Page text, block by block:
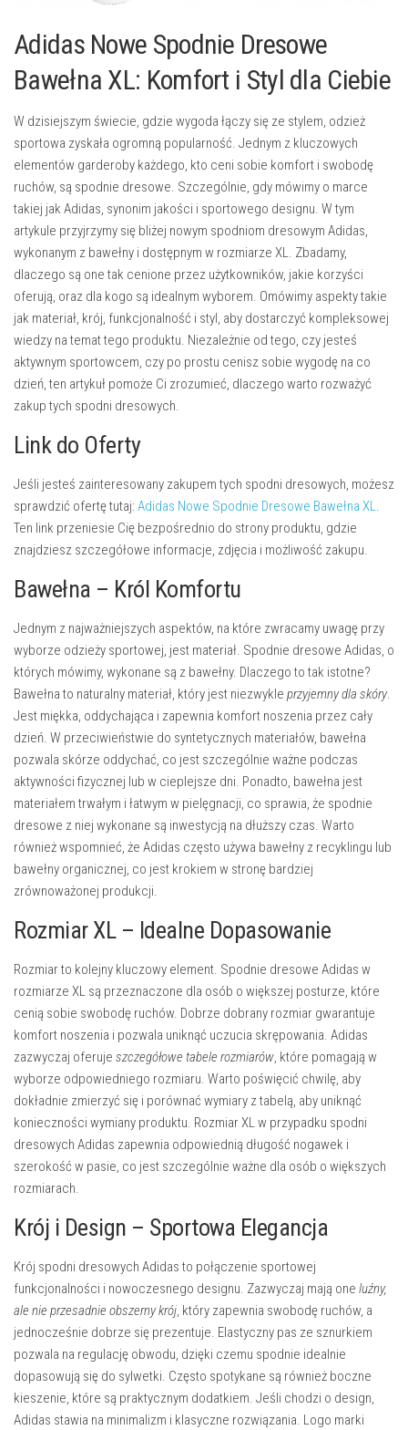
Adidas Nowe Spodnie Dresowe
Bawełna XL: Komfort i Styl dla Ciebie
W dzisiejszym świecie, gdzie wygoda łączy się ze stylem, odzież
sportowa zyskała ogromną popularność. Jednym z kluczowych
elementów garderoby każdego, kto ceni sobie komfort i swobodę
ruchów, są spodnie dresowe. Szczególnie, gdy mówimy o marce
takiej jak Adidas, synonim jakości i sportowego designu. W tym
artykule przyjrzymy się bliżej nowym spodniom dresowym Adidas,
wykonanym z bawełny i dostępnym w rozmiarze XL. Zbadamy,
dlaczego są one tak cenione przez użytkowników, jakie korzyści
oferują, oraz dla kogo są idealnym wyborem. Omówimy aspekty takie
jak materiał, krój, funkcjonalność i styl, aby dostarczyć kompleksowej
wiedzy na temat tego produktu. Niezależnie od tego, czy jesteś
aktywnym sportowcem, czy po prostu cenisz sobie wygodę na co
dzień, ten artykuł pomoże Ci zrozumieć, dlaczego warto rozważyć
zakup tych spodni dresowych.
Link do Oferty
Jeśli jesteś zainteresowany zakupem tych spodni dresowych, możesz
sprawdzić ofertę tutaj: Adidas Nowe Spodnie Dresowe Bawełna XL.
Ten link przeniesie Cię bezpośrednio do strony produktu, gdzie
znajdziesz szczegółowe informacje, zdjęcia i możliwość zakupu.
Bawełna – Król Komfortu
Jednym z najważniejszych aspektów, na które zwracamy uwagę przy
wyborze odzieży sportowej, jest materiał. Spodnie dresowe Adidas, o
których mówimy, wykonane są z bawełny. Dlaczego to tak istotne?
Bawełna to naturalny materiał, który jest niezwykle przyjemny dla skóry.
Jest miękka, oddychająca i zapewnia komfort noszenia przez cały
dzień. W przeciwieństwie do syntetycznych materiałów, bawełna
pozwala skórze oddychać, co jest szczególnie ważne podczas
aktywności fizycznej lub w cieplejsze dni. Ponadto, bawełna jest
materiałem trwałym i łatwym w pielęgnacji, co sprawia, że spodnie
dresowe z niej wykonane są inwestycją na dłuższy czas. Warto
również wspomnieć, że Adidas często używa bawełny z recyklingu lub
bawełny organicznej, co jest krokiem w stronę bardziej
zrównoważonej produkcji.
Rozmiar XL – Idealne Dopasowanie
Rozmiar to kolejny kluczowy element. Spodnie dresowe Adidas w
rozmiarze XL są przeznaczone dla osób o większej posturze, które
cenią sobie swobodę ruchów. Dobrze dobrany rozmiar gwarantuje
komfort noszenia i pozwala uniknąć uczucia skrępowania. Adidas
zazwyczaj oferuje szczegółowe tabele rozmiarów, które pomagają w
wyborze odpowiedniego rozmiaru. Warto poświęcić chwilę, aby
dokładnie zmierzyć się i porównać wymiary z tabelą, aby uniknąć
konieczności wymiany produktu. Rozmiar XL w przypadku spodni
dresowych Adidas zapewnia odpowiednią długość nogawek i
szerokość w pasie, co jest szczególnie ważne dla osób o większych
rozmiarach.
Krój i Design – Sportowa Elegancja
Krój spodni dresowych Adidas to połączenie sportowej
funkcjonalności i nowoczesnego designu. Zazwyczaj mają one luźny,
ale nie przesadnie obszerny krój, który zapewnia swobodę ruchów, a
jednocześnie dobrze się prezentuje. Elastyczny pas ze sznurkiem
pozwala na regulację obwodu, dzięki czemu spodnie idealnie
dopasowują się do sylwetki. Często spotykane są również boczne
kieszenie, które są praktycznym dodatkiem. Jeśli chodzi o design,
Adidas stawia na minimalizm i klasyczne rozwiązania. Logo marki